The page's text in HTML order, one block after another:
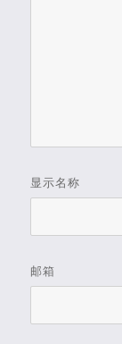
显示名称
邮箱